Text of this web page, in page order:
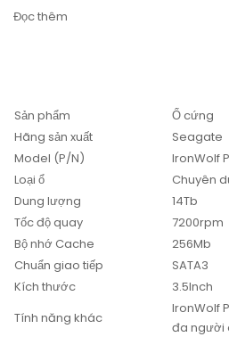
Đọc thêm
Sản phẩm
Ổ cứng
Hãng sản xuất
Seagate
Model (P/N)
IronWolf
Loại ổ
Chuyên
Dung lượng
14Tb
Tốc độ quay
7200rpm
Bộ nhớ Cache
256Mb
Chuẩn giao tiếp
SATA3
Kích thước
3.5Inch
Tính năng khác
IronWolf
đa người